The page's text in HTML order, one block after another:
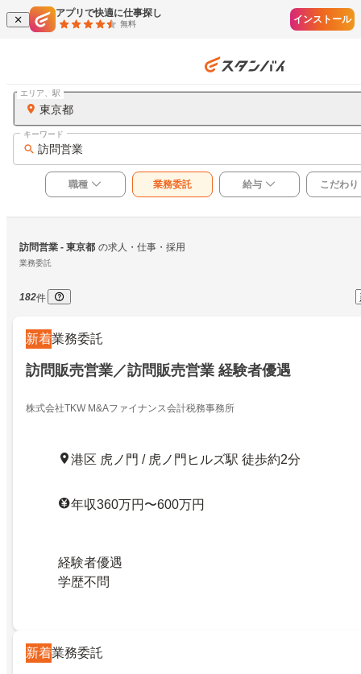
アプリで快適に仕事探し
無料 インストール
東京都
エリア、駅
訪問営業
キーワード
職種 業務委託 給与 こだわり
訪問営業 - 東京都 の求人・仕事・採用
業務委託
182件
新着業務委託
訪問販売営業／訪問販売営業 経験者優遇
株式会社TKW M&Aファイナンス会計税務事務所
港区 虎ノ門 / 虎ノ門ヒルズ駅 徒歩約2分
年収360万円〜600万円
経験者優遇
学歴不問
新着業務委託